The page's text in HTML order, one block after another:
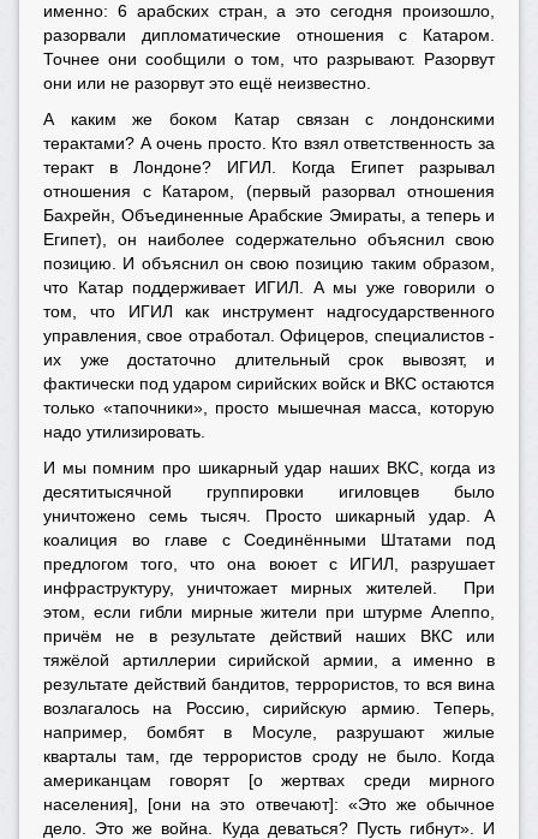
именно: 6 арабских стран, а это сегодня произошло,
разорвали дипломатические отношения с Катаром.
Точнее они сообщили о том, что разрывают. Разорвут
они или не разорвут это ещё неизвестно.
А каким же боком Катар связан с лондонскими
терактами? А очень просто. Кто взял ответственность за
теракт в Лондоне? ИГИЛ. Когда Египет разрывал
отношения с Катаром, (первый разорвал отношения
Бахрейн, Объединенные Арабские Эмираты, а теперь и
Египет), он наиболее содержательно объяснил свою
позицию. И объяснил он свою позицию таким образом,
что Катар поддерживает ИГИЛ. А мы уже говорили о
том, что ИГИЛ как инструмент надгосударственного
управления, свое отработал. Офицеров, специалистов -
их уже достаточно длительный срок вывозят, и
фактически под ударом сирийских войск и ВКС остаются
только «тапочники», просто мышечная масса, которую
надо утилизировать.
И мы помним про шикарный удар наших ВКС, когда из
десятитысячной группировки игиловцев было
уничтожено семь тысяч. Просто шикарный удар. А
коалиция во главе с Соединёнными Штатами под
предлогом того, что она воюет с ИГИЛ, разрушает
инфраструктуру, уничтожает мирных жителей. При
этом, если гибли мирные жители при штурме Алеппо,
причём не в результате действий наших ВКС или
тяжёлой артиллерии сирийской армии, а именно в
результате действий бандитов, террористов, то вся вина
возлагалось на Россию, сирийскую армию. Теперь,
например, бомбят в Мосуле, разрушают жилые
кварталы там, где террористов сроду не было. Когда
американцам говорят [о жертвах среди мирного
населения], [они на это отвечают]: «Это же обычное
дело. Это же война. Куда деваться? Пусть гибнут». И